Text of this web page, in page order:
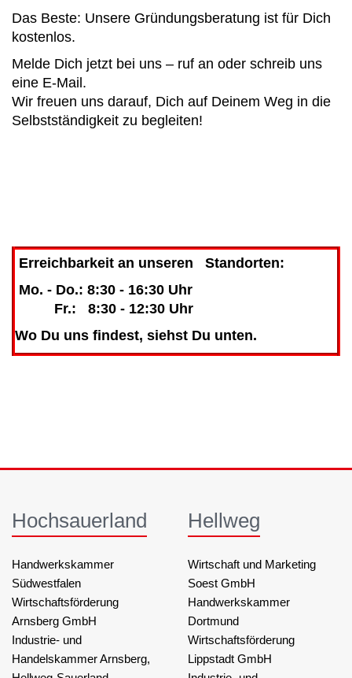
Das Beste: Unsere Gründungsberatung ist für Dich
kostenlos.
Melde Dich jetzt bei uns – ruf an oder schreib uns
eine E-Mail.
Wir freuen uns darauf, Dich auf Deinem Weg in die
Selbstständigkeit zu begleiten!
Erreichbarkeit an unseren Standorten:
Mo. - Do.: 8:30 - 16:30 Uhr
Fr.: 8:30 - 12:30 Uhr
Wo Du uns findest, siehst Du unten.
Hochsauerland
Handwerkskammer
Südwestfalen
Wirtschaftsförderung
Arnsberg GmbH
Industrie- und
Handelskammer Arnsberg,
Hellweg
Wirtschaft und Marketing
Soest GmbH
Handwerkskammer
Dortmund
Wirtschaftsförderung
Lippstadt GmbH